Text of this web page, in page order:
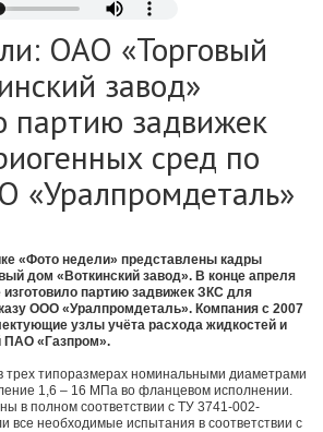
ОАО «Торговый
завод»
партию задвижек
сред по
«Уралпромдеталь»
«Фото недели» представлены кадры
дом «Воткинский завод». В конце апреля
изготовило партию задвижек ЗКС для
ООО «Уралпромдеталь». Компания с 2007
узлы учёта расхода жидкостей и
ПАО «Газпром».
трех типоразмерах номинальными диаметрами
1,6 – 16 МПа во фланцевом исполнении.
в полном соответствии с ТУ 3741-002-
все необходимые испытания в соответствии с